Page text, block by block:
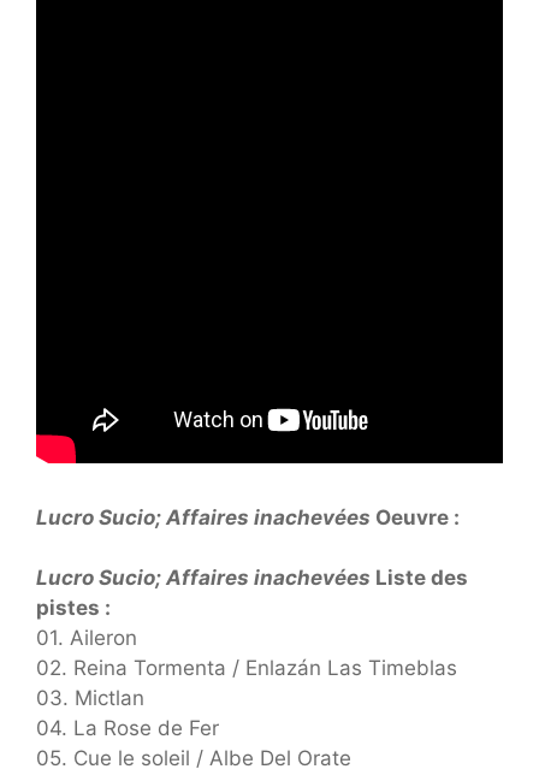
Lucro Sucio; Affaires inachevées Oeuvre :
Lucro Sucio; Affaires inachevées Liste des
pistes :
01. Aileron
02. Reina Tormenta / Enlazán Las Timeblas
03. Mictlan
04. La Rose de Fer
05. Cue le soleil / Albe Del Orate